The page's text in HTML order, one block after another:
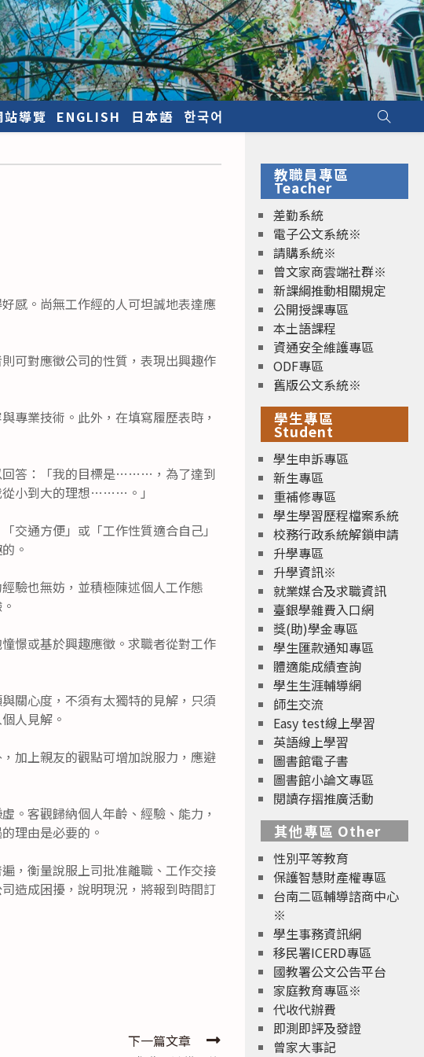
站導覽 ENGLISH 日本語 한국어
感。尚無工作經的人可坦誠地表達應
可對應徵公司的性質，表現出興趣作
專業技術。此外，在填寫履歷表時，
回答：「我的目標是………，為了達到
小到大的理想………。」
交通方便」或「工作性質適合自己」
。
驗也無妨，並積極陳述個人工作態
憬或基於興趣應徵。求職者從對工作
關心度，不須有太獨特的見解，只須
人見解。
加上親友的觀點可增加說服力，應避
。客觀歸納個人年齡、經驗、能力，
理由是必要的。
，衡量說服上司批准離職、工作交接
造成困擾，說明現況，將報到時間訂
下一篇文章
教職員專區
Teacher
差勤系統
電子公文系統※
請購系統※
曾文家商雲端社群※
新課綱推動相關規定
公開授課專區
本土語課程
資通安全維護專區
ODF專區
舊版公文系統※
學生專區
Student
學生申訴專區
新生專區
重補修專區
學生學習歷程檔案系統
校務行政系統解鎖申請
升學專區
升學資訊※
就業媒合及求職資訊
臺銀學雜費入口網
獎(助)學金專區
學生匯款通知專區
體適能成績查詢
學生生涯輔導網
師生交流
Easy test線上學習
英語線上學習
圖書館電子書
圖書館小論文專區
閱讀存摺推廣活動
其他專區 Other
性別平等教育
保護智慧財產權專區
台南二區輔導諮商中心
※
學生事務資訊網
移民署ICERD專區
國教署公文公告平台
家庭教育專區※
代收代辦費
即測即評及發證
曾家大事記